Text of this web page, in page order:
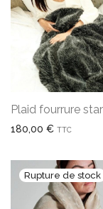
Plaid fourrure
180,00 € TTC